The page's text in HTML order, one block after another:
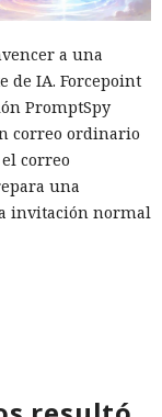
a una
de IA. Forcepoint
PromptSpy
correo ordinario
correo
una
invitación normal